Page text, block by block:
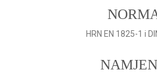
HRN EN 1825-1 i